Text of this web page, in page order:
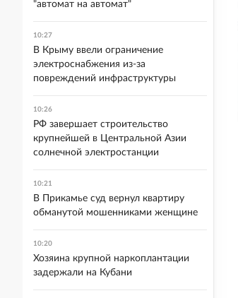
"автомат на автомат"
10:27
В Крыму ввели ограничение
электроснабжения из-за
повреждений инфраструктуры
10:26
РФ завершает строительство
крупнейшей в Центральной Азии
солнечной электростанции
10:21
В Прикамье суд вернул квартиру
обманутой мошенниками женщине
10:20
Хозяина крупной наркоплантации
задержали на Кубани